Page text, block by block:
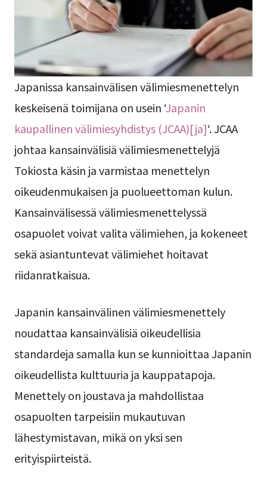
Japanissa kansainvälisen välimiesmenettelyn
keskeisenä toimijana on usein ‘Japanin
kaupallinen välimiesyhdistys (JCAA)[ja]‘. JCAA
johtaa kansainvälisiä välimiesmenettelyjä
Tokiosta käsin ja varmistaa menettelyn
oikeudenmukaisen ja puolueettoman kulun.
Kansainvälisessä välimiesmenettelyssä
osapuolet voivat valita välimiehen, ja kokeneet
sekä asiantuntevat välimiehet hoitavat
riidanratkaisua.
Japanin kansainvälinen välimiesmenettely
noudattaa kansainvälisiä oikeudellisia
standardeja samalla kun se kunnioittaa Japanin
oikeudellista kulttuuria ja kauppatapoja.
Menettely on joustava ja mahdollistaa
osapuolten tarpeisiin mukautuvan
lähestymistavan, mikä on yksi sen
erityispiirteistä.